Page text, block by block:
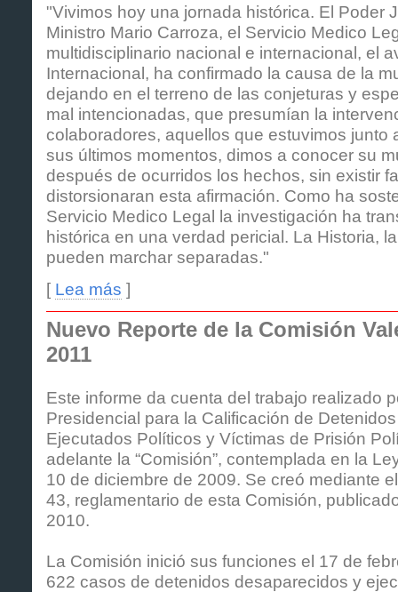
"Vivimos hoy una jornada histórica. El Poder
Ministro Mario Carroza, el Servicio Medico
multidisciplinario nacional e internacional, el
Internacional, ha confirmado la causa de la
dejando en el terreno de las conjeturas y
mal intencionadas, que presumían la
colaboradores, aquellos que estuvimos junto
sus últimos momentos, dimos a conocer su
después de ocurridos los hechos, sin existir
distorsionaran esta afirmación. Como ha
Servicio Medico Legal la investigación ha
histórica en una verdad pericial. La Historia,
pueden marchar separadas."
[ Lea más ]
Nuevo Reporte de la Comisión
2011
Este informe da cuenta del trabajo realizado
Presidencial para la Calificación de
Ejecutados Políticos y Víctimas de Prisión
adelante la “Comisión”, contemplada en la
10 de diciembre de 2009. Se creó mediante
43, reglamentario de esta Comisión,
2010.
La Comisión inició sus funciones el 17 de
622 casos de detenidos desaparecidos y